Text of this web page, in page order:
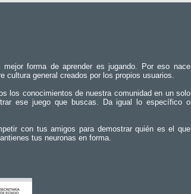
forma de aprender es jugando. Por eso nace
cultura general creados por los propios usuarios.
los conocimientos de nuestra comunidad en un solo
ese juego que buscas. Da igual lo específico o
con tus amigos para demostrar quién es el que
tus neuronas en forma.